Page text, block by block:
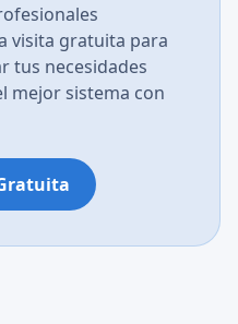
visita gratuita para
tus necesidades
mejor sistema con